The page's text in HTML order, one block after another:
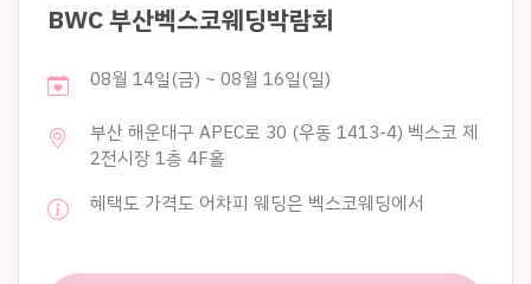
BWC 부산벡스코웨딩박람회
08월 14일(금) ~ 08월 16일(일)
부산 해운대구 APEC로 30 (우동 1413-4) 벡스코 제
2전시장 1층 4F홀
혜택도 가격도 어차피 웨딩은 벡스코웨딩에서